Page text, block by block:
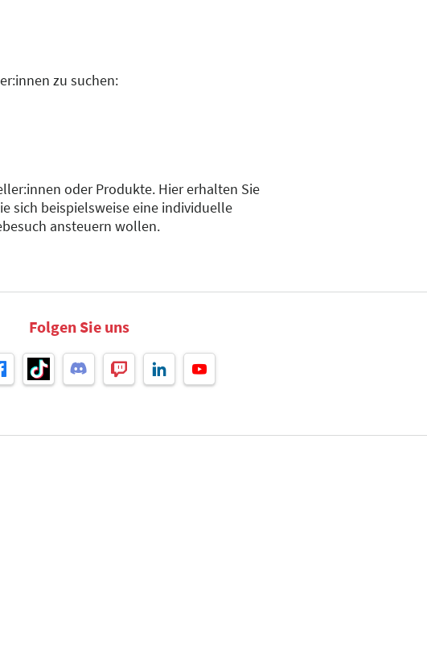
zu suchen:
oder Produkte. Hier erhalten Sie
sich beispielsweise eine individuelle
ansteuern wollen.
Folgen Sie uns